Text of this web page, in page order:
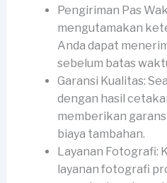
Pengiriman Pas
mengutamakan
Anda dapat
sebelum batas
Garansi Kualitas:
dengan hasil
memberikan
biaya tambahan.
Layanan Fotografi:
layanan fotografi